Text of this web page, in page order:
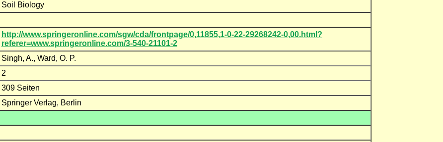
Soil Biology
http://www.springeronline.com/sgw/cda/frontpage/0,11855,1-0-22-29268242-0,00.html?
referer=www.springeronline.com/3-540-21101-2
Singh, A., Ward, O. P.
2
309 Seiten
Springer Verlag, Berlin